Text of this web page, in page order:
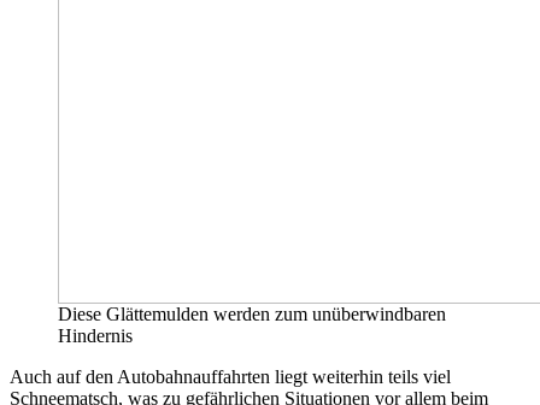
Diese Glättemulden werden zum unüberwindbaren
Hindernis
Auch auf den Autobahnauffahrten liegt weiterhin teils viel
Schneematsch, was zu gefährlichen Situationen vor allem beim